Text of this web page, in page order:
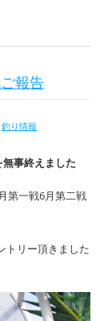
報告
釣り情報
事終えました
第一戦6月第二戦
リー頂きました